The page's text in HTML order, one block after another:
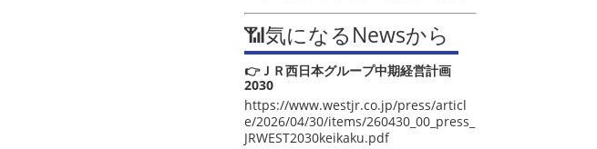
📶気になるNewsから
👉ＪＲ西日本グループ中期経営計画
2030
https://www.westjr.co.jp/press/articl
e/2026/04/30/items/260430_00_press_
JRWEST2030keikaku.pdf